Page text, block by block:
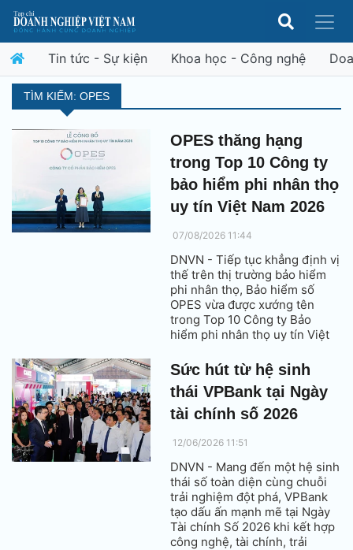
Tin tức - Sự kiện Khoa học - Công nghệ
TÌM KIẾM: OPES
OPES thăng hạng
trong Top 10 Công ty
bảo hiểm phi nhân thọ
uy tín Việt Nam 2026
07/08/2026 11:44
DNVN - Tiếp tục khẳng định vị
thế trên thị trường bảo hiểm
phi nhân thọ, Bảo hiểm số
OPES vừa được xướng tên
trong Top 10 Công ty Bảo
hiểm phi nhân thọ uy tín Việt
liên tiếp doanh nghiệp góp
mặt trong bảng xếp hạng uy
tín do Vietnam Report phối
hợp cùng Báo VietnamNet
công bố, đồng thời thăng một
bậc lên vị trí thứ 8.
Sức hút từ hệ sinh
thái VPBank tại Ngày
tài chính số 2026
12/06/2026 11:51
DNVN - Mang đến một hệ sinh
thái số toàn diện cùng chuỗi
trải nghiệm đột phá, VPBank
tạo dấu ấn mạnh mẽ tại Ngày
Tài chính Số 2026 khi kết hợp
công nghệ, tài chính, trải